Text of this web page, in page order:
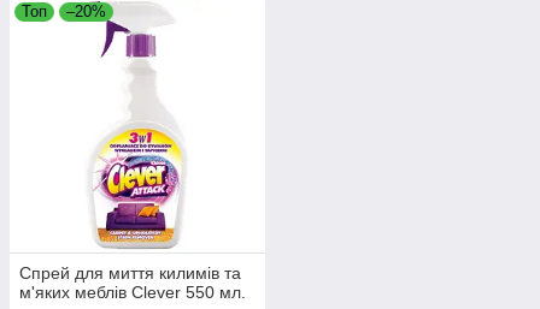
Топ –20%
Спрей для миття килимів та
м'яких меблів Clever 550 мл.